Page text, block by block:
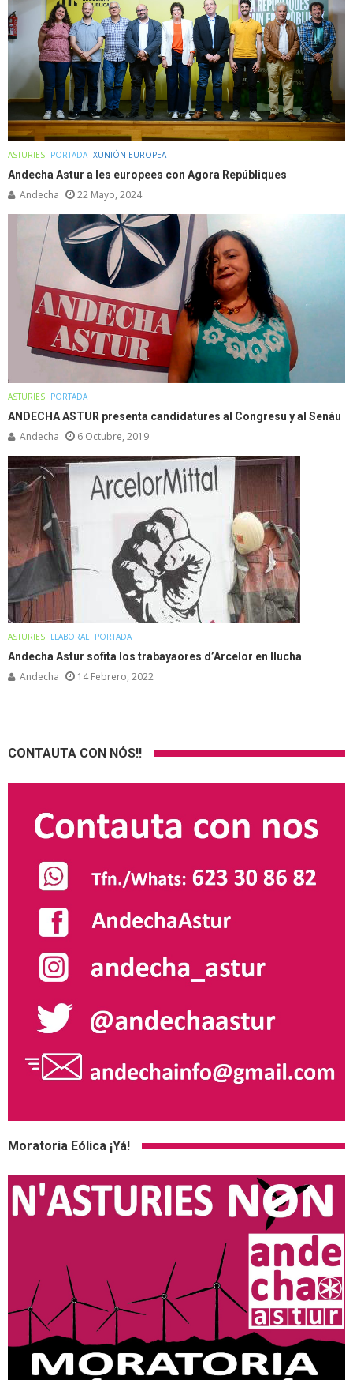
ASTURIES PORTADA XUNIÓN EUROPEA
Andecha Astur a les europees con Agora Repúbliques
Andecha 22 Mayo, 2024
ASTURIES PORTADA
ANDECHA ASTUR presenta candidatures al Congresu y al Senáu
Andecha 6 Octubre, 2019
ASTURIES LLABORAL PORTADA
Andecha Astur sofita los trabayaores d’Arcelor en llucha
Andecha 14 Febrero, 2022
CONTAUTA CON NÓS!!
Moratoria Eólica ¡Yá!